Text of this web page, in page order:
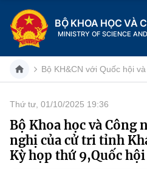
BỘ KHOA HỌC VÀ
MINISTRY OF SCIENCE
Danh mục
Trang chủ
Bộ KH&CN với Quốc hội
Thứ tư, 01/10/2025 19:36
Bộ Khoa học và Công
nghị của cử tri tỉnh
Kỳ họp thứ 9,Quốc